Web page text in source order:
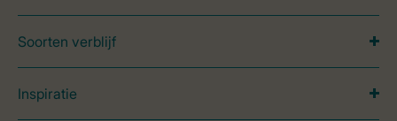
Soorten verblijf
Inspiratie